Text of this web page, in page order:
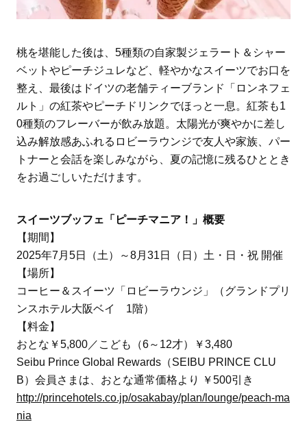
桃を堪能した後は、5種類の自家製ジェラート＆シャー
ベットやピーチジュレなど、軽やかなスイーツでお口を
整え、最後はドイツの老舗ティーブランド「ロンネフェ
ルト」の紅茶やピーチドリンクでほっと一息。紅茶も1
0種類のフレーバーが飲み放題。太陽光が爽やかに差し
込み解放感あふれるロビーラウンジで友人や家族、パー
トナーと会話を楽しみながら、夏の記憶に残るひととき
をお過ごしいただけます。
スイーツブッフェ「ピーチマニア！」概要
【期間】
2025年7月5日（土）～8月31日（日）土・日・祝 開催
【場所】
コーヒー＆スイーツ「ロビーラウンジ」（グランドプリ
ンスホテル大阪ベイ 1階）
【料金】
おとな￥5,800／こども（6～12才）￥3,480
Seibu Prince Global Rewards（SEIBU PRINCE CLU
B）会員さまは、おとな通常価格より ￥500引き
http://princehotels.co.jp/osakabay/plan/lounge/peach-ma
nia